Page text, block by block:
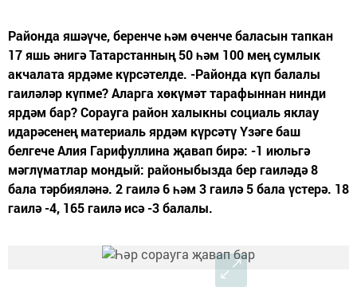
Районда яшәүче, беренче һәм өченче баласын тапкан
17 яшь әнигә Татарстанның 50 һәм 100 мең сумлык
акчалата ярдәме күрсәтелде. -Районда күп балалы
гаиләләр күпме? Аларга хөкүмәт тарафыннан нинди
ярдәм бар? Сорауга район халыкны социаль яклау
идарәсенең материаль ярдәм күрсәтү Үзәге баш
белгече Алия Гарифуллина җавап бирә: -1 июльгә
мәглүматлар мондый: районыбызда бер гаиләдә 8
бала тәрбияләнә. 2 гаилә 6 һәм 3 гаилә 5 бала үстерә. 18
гаилә -4, 165 гаилә исә -3 балалы.